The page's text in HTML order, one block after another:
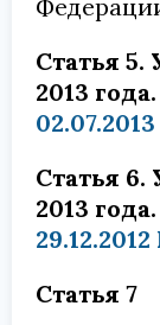
Статья 5.
2013
Статья 6.
2013
Статья 7